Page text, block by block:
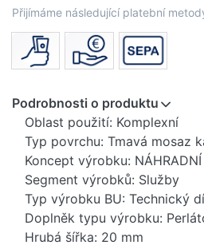
Přijímáme následující platební
Podrobnosti o produktu
Oblast použití: Komplexní
Typ povrchu: Tmavá mosaz
Koncept výrobku: NÁHRADNÍ
Segment výrobků: Služby
Typ výrobku BU: Technický
Doplněk typu výrobku:
Hrubá šířka: 20 mm